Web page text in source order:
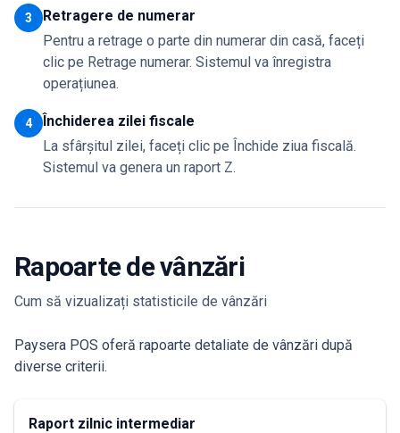
3
Retragere de numerar
Pentru a retrage o parte din numerar din casă, faceți
clic pe Retrage numerar. Sistemul va înregistra
operațiunea.
4
Închiderea zilei fiscale
La sfârșitul zilei, faceți clic pe Închide ziua fiscală.
Sistemul va genera un raport Z.
Rapoarte de vânzări
Cum să vizualizați statisticile de vânzări
Paysera POS oferă rapoarte detaliate de vânzări după
diverse criterii.
Raport zilnic intermediar